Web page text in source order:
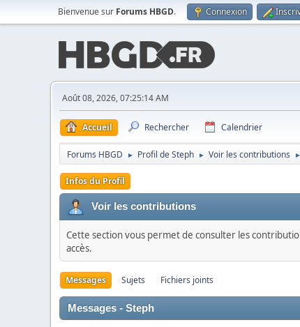
Bienvenue sur Forums HBGD. Connexion
Août 08, 2026, 07:25:14 AM
Accueil Rechercher Calendrier
Forums HBGD ► Profil de Steph ► Voir les contributions ►
Infos du Profil
Voir les contributions
Cette section vous permet de consulter les
accès.
Messages Sujets Fichiers joints
Messages - Steph